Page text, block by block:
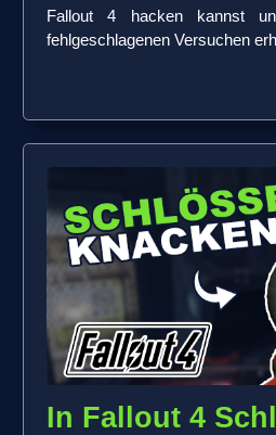
Fallout 4 hacken kannst
fehlgeschlagenen Versuchen
In Fallout 4